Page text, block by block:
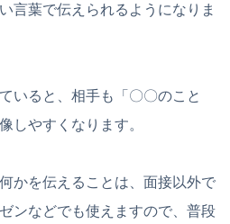
言葉で伝えられるようになりま
いると、相手も「〇〇のこと
しやすくなります。
かを伝えることは、面接以外で
ンなどでも使えますので、普段